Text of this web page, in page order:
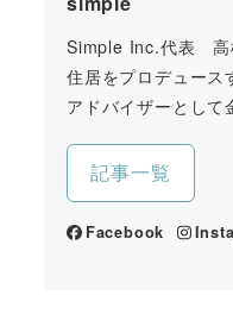
Simple Inc.代表 高
住居をプロデュース
アドバイザーとして
記事一覧
Facebook